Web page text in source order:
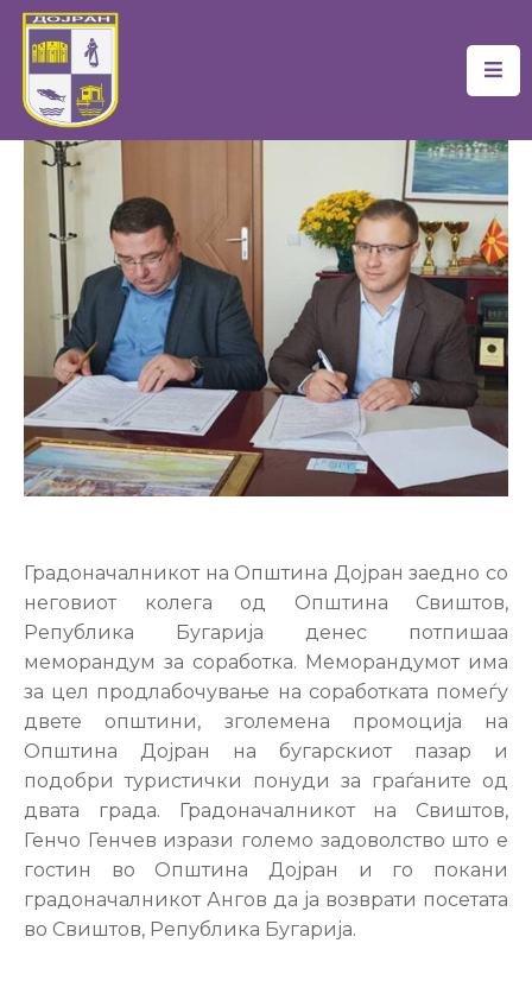
Почетна
Локална
Самоуправа
Новости
Проекти
Документи
Услуги
Финансии
Настани
Градоначалникот на Општина Дојран заедно со
неговиот колега од Општина Свиштов,
Република Бугарија денес потпишаа
меморандум за соработка. Меморандумот има
за цел продлабочување на соработката помеѓу
двете општини, зголемена промоција на
Општина Дојран на бугарскиот пазар и
подобри туристички понуди за граѓаните од
двата града. Градоначалникот на Свиштов,
Генчо Генчев изрази големо задоволство што е
гостин во Општина Дојран и го покани
градоначалникот Ангов да ја возврати посетата
во Свиштов, Република Бугарија.